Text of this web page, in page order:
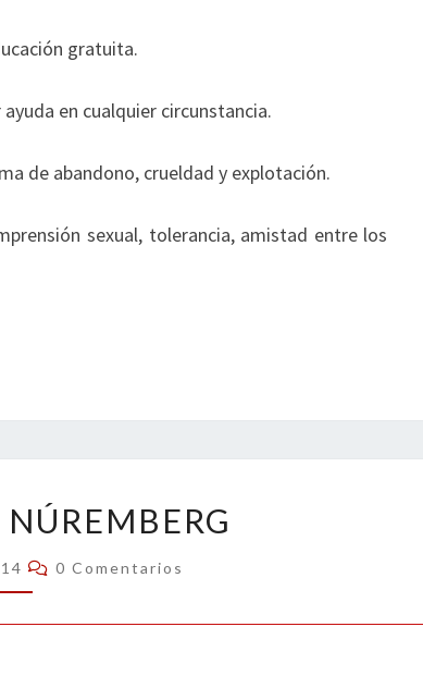
gratuita.
en cualquier circunstancia.
de abandono, crueldad y explotación.
sexual, tolerancia, amistad entre los
DE
NÚREMBERG
NÚREMBERG
Comentarios
0 Comentarios